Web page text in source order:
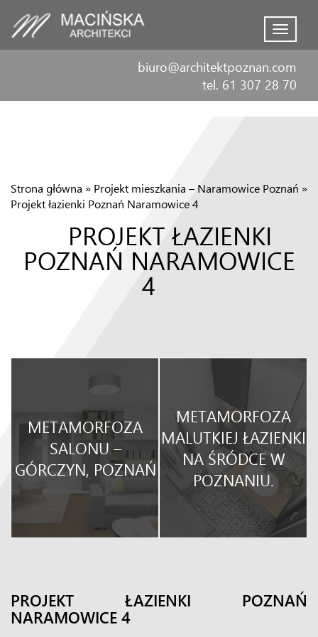
Menu
biuro@architektpoznan.com
tel. 61 307 28 70
Strona główna » Projekt mieszkania – Naramowice Poznań »
Projekt łazienki Poznań Naramowice 4
PROJEKT ŁAZIENKI
POZNAŃ NARAMOWICE
4
METAMORFOZA
SALONU –
GÓRCZYN, POZNAŃ
METAMORFOZA
MALUTKIEJ ŁAZIENKI
NA ŚRÓDCE W
POZNANIU.
PROJEKT ŁAZIENKI POZNAŃ
NARAMOWICE 4